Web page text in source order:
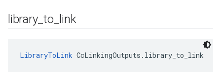
library_to link
LibraryToLink CcLinkingOutputs.library_to_link